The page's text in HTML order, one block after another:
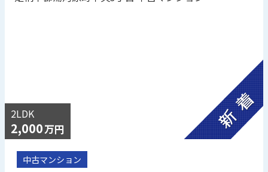
2LDK
2,000万円
中古マンション